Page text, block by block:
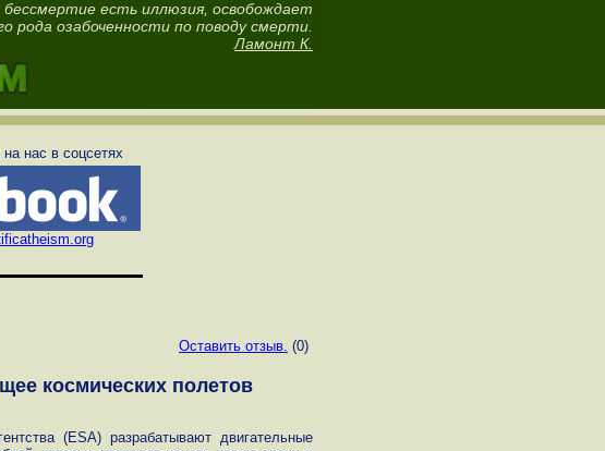
есть иллюзия, освобождает
рода озабоченности по поводу смерти.
Ламонт К.
нас в соцсетях
Оставить отзыв. (0)
космических полетов
(ESA) разрабатывают двигательные